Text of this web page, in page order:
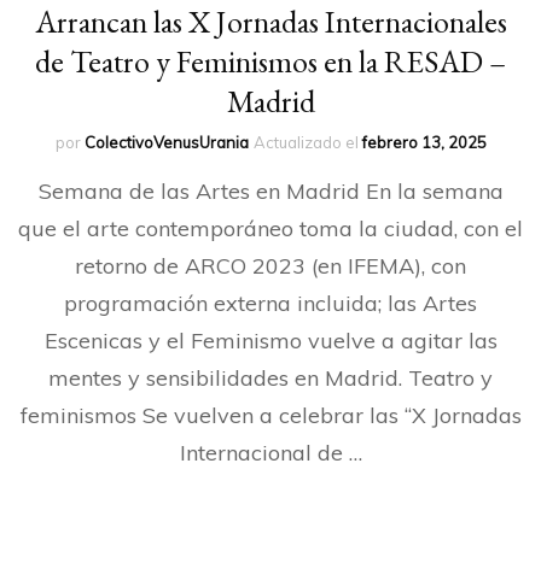
Arrancan las X Jornadas Internacionales
de Teatro y Feminismos en la RESAD –
Madrid
porColectivoVenusUrania Actualizado elfebrero 13, 2025
Semana de las Artes en Madrid En la semana
que el arte contemporáneo toma la ciudad, con el
retorno de ARCO 2023 (en IFEMA), con
programación externa incluida; las Artes
Escenicas y el Feminismo vuelve a agitar las
mentes y sensibilidades en Madrid. Teatro y
feminismos Se vuelven a celebrar las “X Jornadas
Internacional de …